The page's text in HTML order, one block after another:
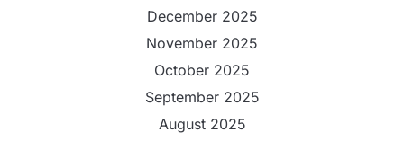
December 2025
November 2025
October 2025
September 2025
August 2025